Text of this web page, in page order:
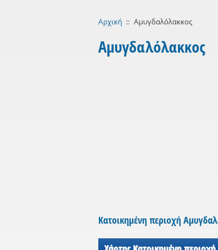
Αρχική :: Αμυγδαλόλακκος
Αμυγδαλόλακκος
Κατοικημένη περιοχή